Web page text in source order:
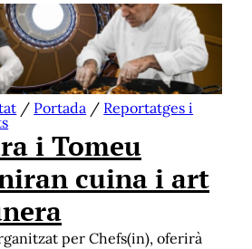
/ Portada / Reportatges i
i Tomeu
cuina i art
per Chefs(in), oferirà